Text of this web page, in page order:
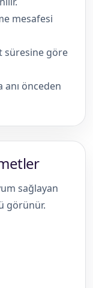
mesafesi
süresine göre
anı önceden
sağlayan
görünür.